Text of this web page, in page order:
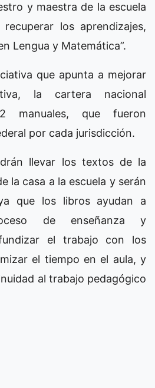
y maestra de la escuela
los aprendizajes,
Lengua y Matemática”.
que apunta a mejorar
la cartera nacional
manuales, que fueron
por cada jurisdicción.
llevar los textos de la
la casa a la escuela y serán
que los libros ayudan a
de enseñanza y
el trabajo con los
el tiempo en el aula, y
al trabajo pedagógico